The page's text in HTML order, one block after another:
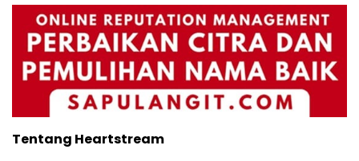
Tentang Heartstream